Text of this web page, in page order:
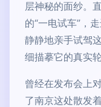
层神秘的面纱。
的“一电试车”，
静静地亲手试驾
细描摹它的真实轮
曾经在发布会上
了南京这处散发